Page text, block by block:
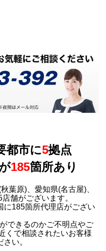
都市に5拠点
185箇所あり
葉原)、愛知県(名古屋)、
舗がございます。
に185箇所代理店がござい
できるのかご不明点やご
くで相談されたいお客様
い。